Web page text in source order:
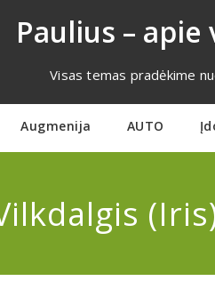
Paulius –
Visas temas pradėkime
Augmenija AUTO